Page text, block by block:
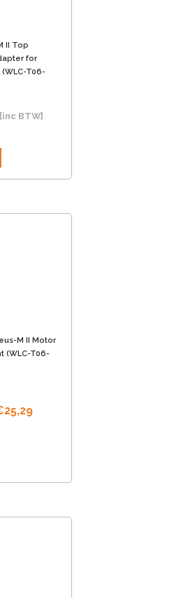
II Top
for
T06-
{inc BTW}
M II Motor
(WLC-T06-
25,29